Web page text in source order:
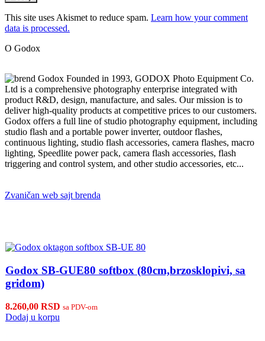
This site uses Akismet to reduce spam. Learn how your comment
data is processed.
O Godox
Founded in 1993, GODOX Photo Equipment Co.
Ltd is a comprehensive photography enterprise integrated with
product R&D, design, manufacture, and sales. Our mission is to
deliver high-quality products at competitive prices to our customers.
Godox offers a full line of studio photography equipment, including
studio flash and a portable power inverter, outdoor flashes,
continuous lighting, studio flash accessories, camera flashes, macro
lighting, Speedlite power pack, camera flash accessories, flash
triggering and control system, and other studio accessories, etc...
Zvaničan web sajt brenda
Godox SB-GUE80 softbox (80cm,brzosklopivi, sa
gridom)
8.260,00 RSD sa PDV-om
Dodaj u korpu